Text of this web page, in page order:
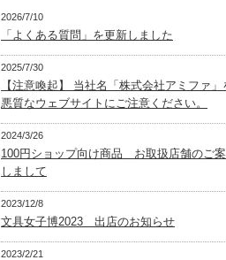
2026/7/10
「よくある質問」を更新しました
2025/7/30
【注意喚起】 当社名「株式会社アミファ」
悪質なウェブサイトにご注意ください。
2024/3/26
100円ショップ向け商品 お取扱店舗のご
しまして
2023/12/8
文具女子博2023 出店のお知らせ
2023/2/21